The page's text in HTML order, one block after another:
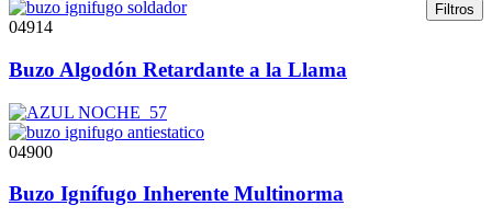
Filtros
04914
Buzo Algodón Retardante a la Llama
04900
Buzo Ignífugo Inherente Multinorma